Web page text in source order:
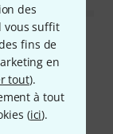
des
vous suffit
fins de
en
tout).
à tout
(ici).
du diamètre